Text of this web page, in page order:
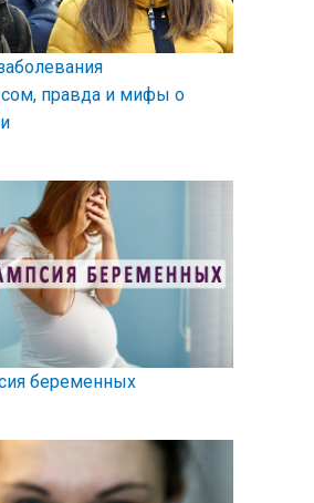
правда и мифы о
беременных